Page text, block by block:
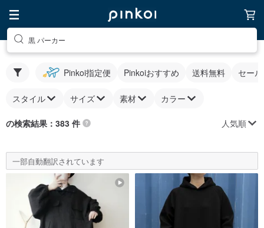
黒 パーカー
Pinkoi指定便 Pinkoiおすすめ 送料無料 セー
スタイル サイズ 素材 カラー
の検索結果：383 件 人気順
一部自動翻訳されています